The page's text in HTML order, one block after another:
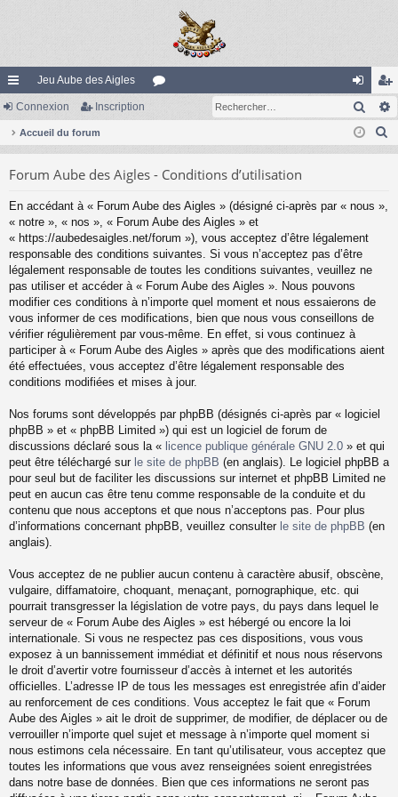
ac
co
s
Jeu Aube des Aigles
on
ne
ns
cri
Connexion Inscription
Accueil du forum
Forum Aube des Aigles - Conditions d’utilisation
En accédant à « Forum Aube des Aigles » (désigné ci-après par « nous »,
« notre », « nos », « Forum Aube des Aigles » et
« https://aubedesaigles.net/forum »), vous acceptez d’être légalement
responsable des conditions suivantes. Si vous n’acceptez pas d’être
légalement responsable de toutes les conditions suivantes, veuillez ne
pas utiliser et accéder à « Forum Aube des Aigles ». Nous pouvons
modifier ces conditions à n’importe quel moment et nous essaierons de
vous informer de ces modifications, bien que nous vous conseillons de
vérifier régulièrement par vous-même. En effet, si vous continuez à
participer à « Forum Aube des Aigles » après que des modifications aient
été effectuées, vous acceptez d’être légalement responsable des
conditions modifiées et mises à jour.
Nos forums sont développés par phpBB (désignés ci-après par « logiciel
phpBB » et « phpBB Limited ») qui est un logiciel de forum de
discussions déclaré sous la « licence publique générale GNU 2.0 » et qui
peut être téléchargé sur le site de phpBB (en anglais). Le logiciel phpBB a
pour seul but de faciliter les discussions sur internet et phpBB Limited ne
peut en aucun cas être tenu comme responsable de la conduite et du
contenu que nous acceptons et que nous n’acceptons pas. Pour plus
d’informations concernant phpBB, veuillez consulter le site de phpBB (en
anglais).
Vous acceptez de ne publier aucun contenu à caractère abusif, obscène,
vulgaire, diffamatoire, choquant, menaçant, pornographique, etc. qui
pourrait transgresser la législation de votre pays, du pays dans lequel le
serveur de « Forum Aube des Aigles » est hébergé ou encore la loi
internationale. Si vous ne respectez pas ces dispositions, vous vous
exposez à un bannissement immédiat et définitif et nous nous réservons
le droit d’avertir votre fournisseur d’accès à internet et les autorités
officielles. L’adresse IP de tous les messages est enregistrée afin d’aider
au renforcement de ces conditions. Vous acceptez le fait que « Forum
Aube des Aigles » ait le droit de supprimer, de modifier, de déplacer ou de
verrouiller n’importe quel sujet et message à n’importe quel moment si
nous estimons cela nécessaire. En tant qu’utilisateur, vous acceptez que
toutes les informations que vous avez renseignées soient enregistrées
dans notre base de données. Bien que ces informations ne seront pas